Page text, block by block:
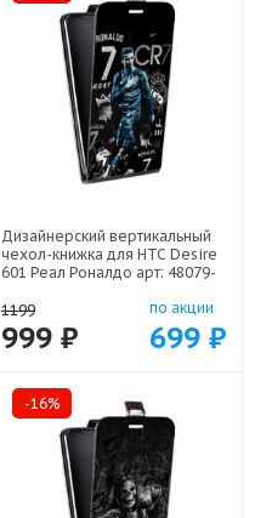
Дизайнерский вертикальный
чехол-книжка для HTC Desire
601 Реал Роналдо арт: 48079-
1199
999 ₽
по акции
699 ₽
-16%